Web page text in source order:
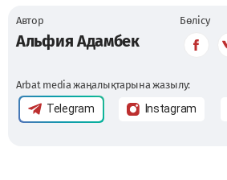
Автор
Альфия Адамбек
Бөлісу
Arbat media жаңалықтарына жазылу:
Telegram Instagram